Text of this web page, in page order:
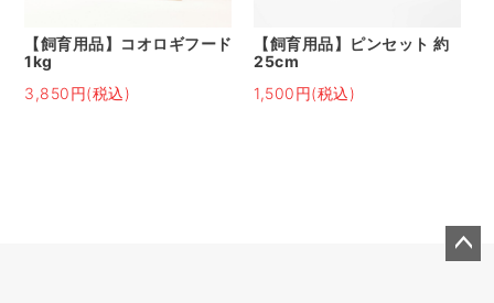
【飼育用品】コオロギフード
1kg
3,850円(税込)
【飼育用品】ピンセット 約
25cm
1,500円(税込)